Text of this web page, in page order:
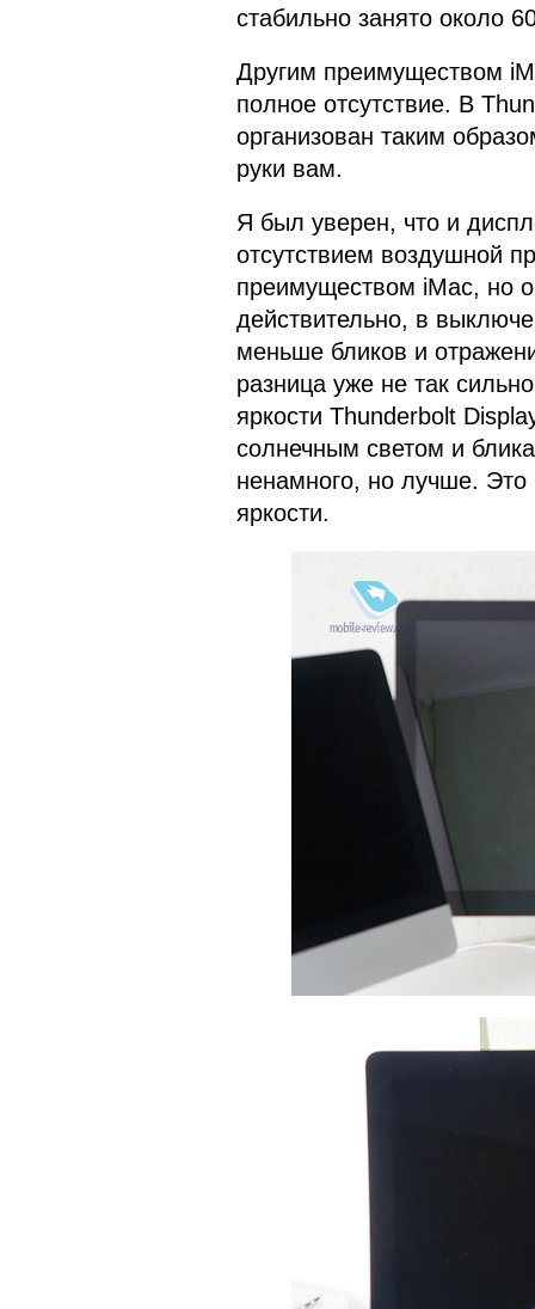
стабильно занято около
Другим преимуществом
полное отсутствие. В
организован таким
руки вам.
Я был уверен, что и
отсутствием воздушной
преимуществом iMac, но
действительно, в
меньше бликов и
разница уже не так
яркости Thunderbolt
солнечным светом и
ненамного, но лучше. Это
яркости.